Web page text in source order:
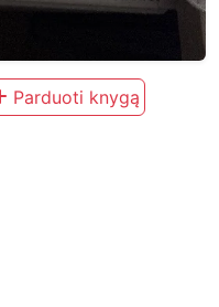
Parduoti knygą